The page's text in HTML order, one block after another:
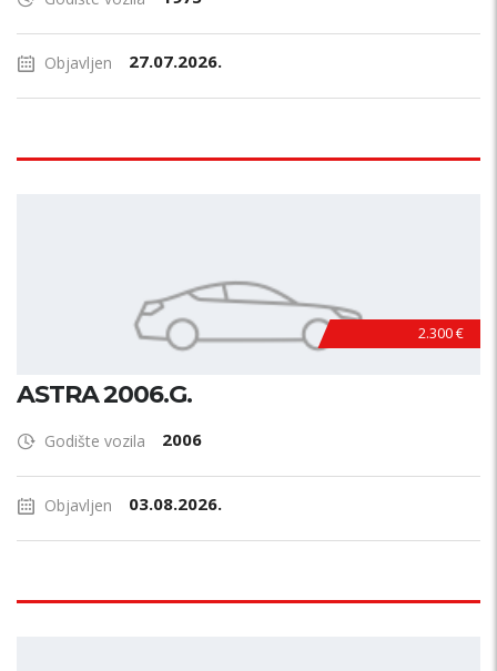
Objavljen 27.07.2026.
2.300 €
ASTRA 2006.G.
Godište vozila 2006
Objavljen 03.08.2026.